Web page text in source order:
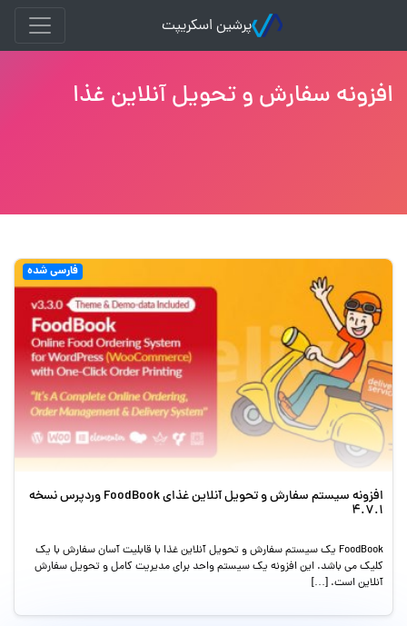
پرشین اسکریپت
افزونه سفارش و تحویل آنلاین غذا
فارسی شده
افزونه سیستم سفارش و تحویل آنلاین غذای FoodBook وردپرس نسخه
4.7.1
FoodBook یک سیستم سفارش و تحویل آنلاین غذا با قابلیت آسان سفارش با یک
کلیک می باشد. این افزونه یک سیستم واحد برای مدیریت کامل و تحویل سفارش
آنلاین است. […]